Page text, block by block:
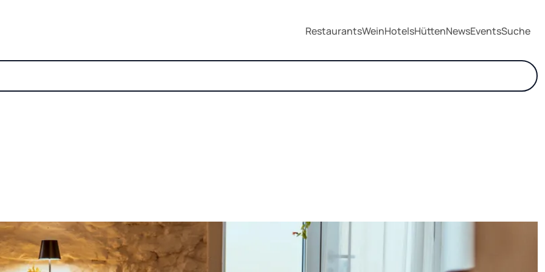
RestaurantsWeinHotelsHüttenNewsEventsSuche